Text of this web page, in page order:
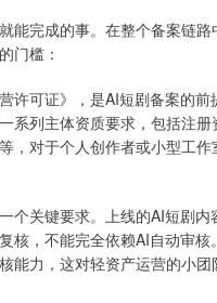
能完成的事。在整个备案链路
门槛：
许可证》，是AI短剧备案的前
系列主体资质要求，包括注
，对于个人创作者或小型工
个关键要求。上线的AI短剧内
核，不能完全依赖AI自动审核
能力，这对轻资产运营的小